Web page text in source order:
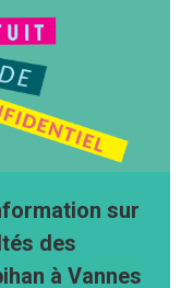
sur
des
à Vannes